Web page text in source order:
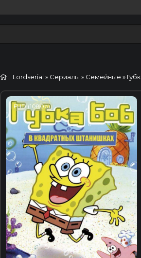
Lordserial » Сериалы » Семейные »
FHD (1080p)